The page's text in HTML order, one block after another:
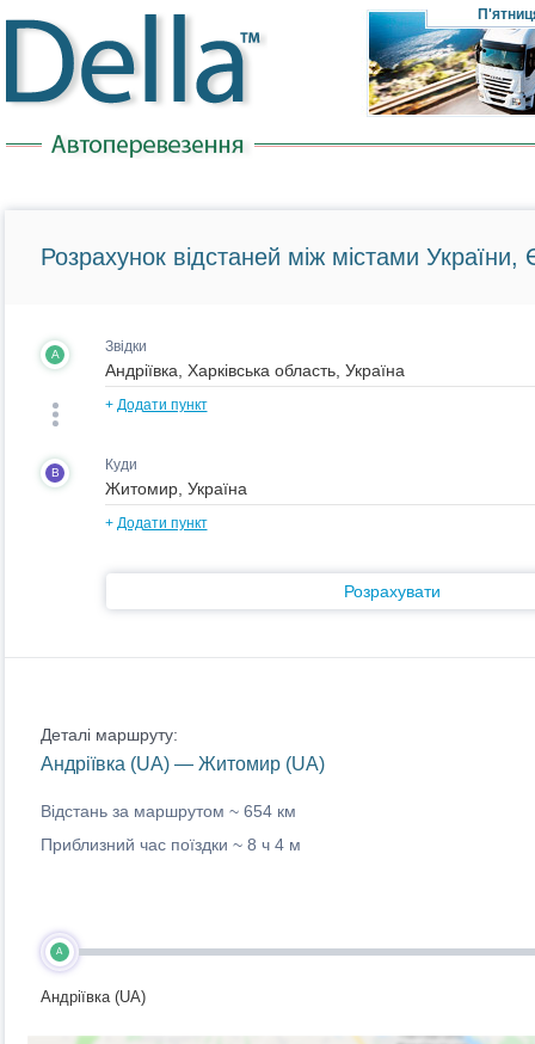
Розрахунок відстаней між містами України,
A Звідки
+ Додати пункт
B Куди
+ Додати пункт
Розрахувати
Деталі маршруту:
Андріївка (UA) — Житомир (UA)
Відстань за маршрутом ~ 654 км
Приблизний час поїздки ~ 8 ч 4 м
A
Андріївка (UA)